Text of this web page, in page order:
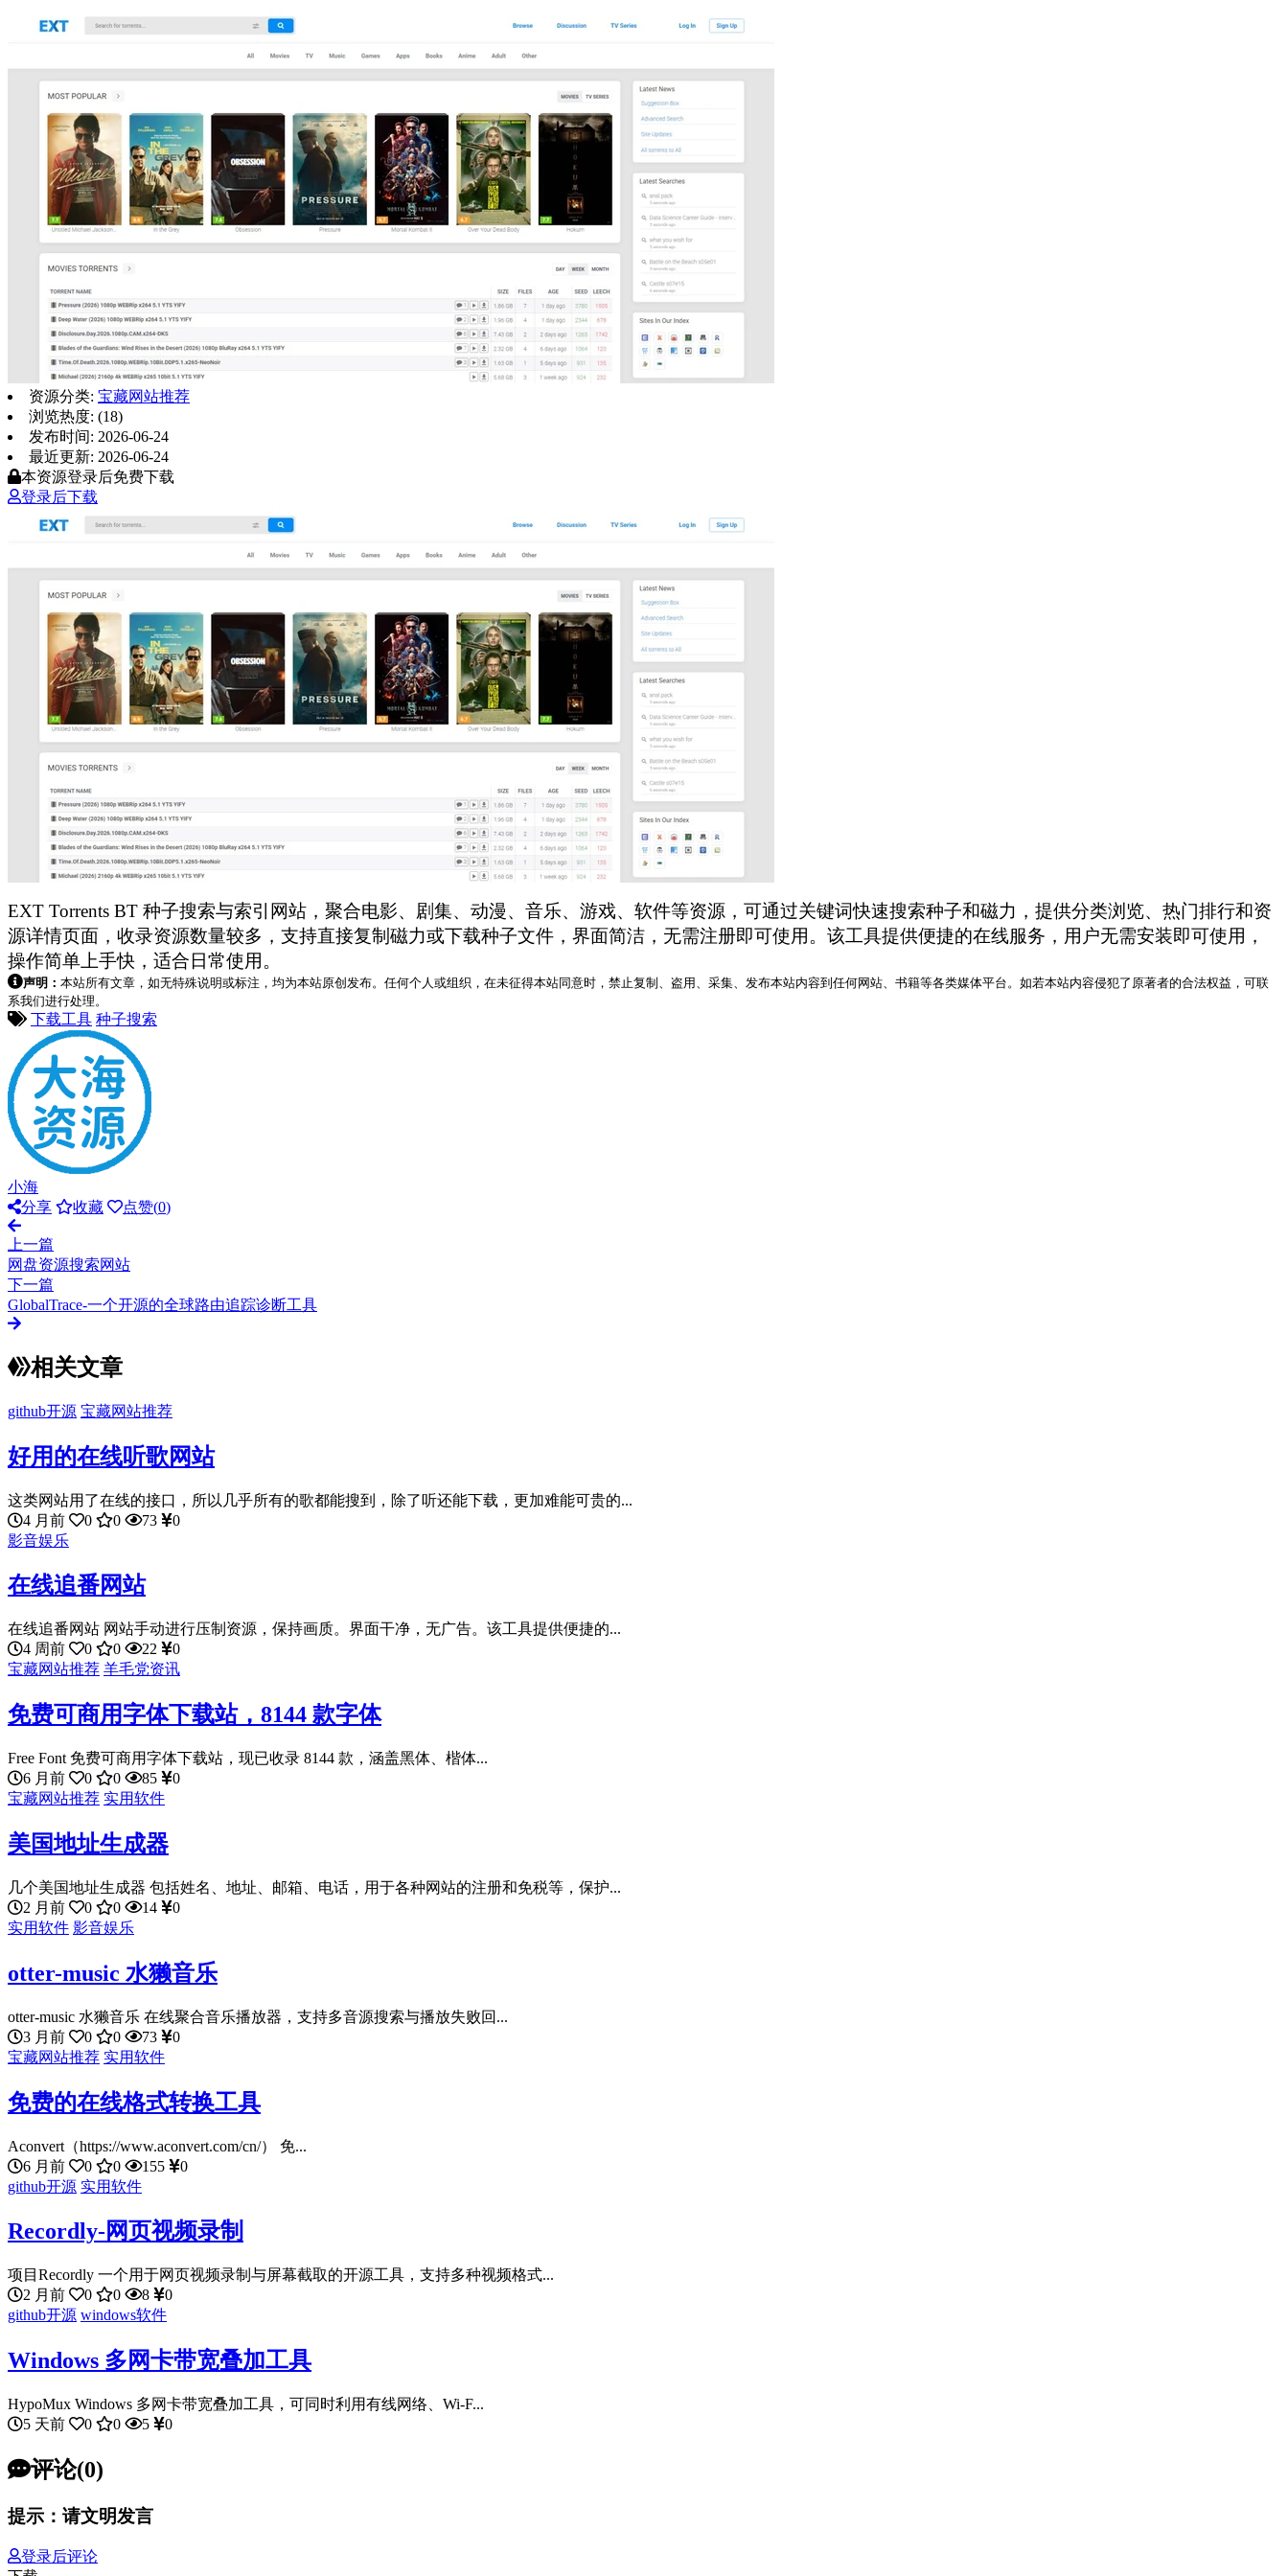
资源分类: 宝藏网站推荐
浏览热度: (18)
发布时间: 2026-06-24
最近更新: 2026-06-24
本资源登录后免费下载
登录后下载
EXT Torrents BT 种子搜索与索引网站，聚合电影、剧集、动漫、音乐、游戏、软件等资源，可通过关键词快速搜索种子和磁力，提供分类浏览、热门排行和资
源详情页面，收录资源数量较多，支持直接复制磁力或下载种子文件，界面简洁，无需注册即可使用。该工具提供便捷的在线服务，用户无需安装即可使用，
操作简单上手快，适合日常使用。
声明： 本站所有文章，如无特殊说明或标注，均为本站原创发布。任何个人或组织，在未征得本站同意时，禁止复制、盗用、采集、发布本站内容到任何网站、书籍等各类媒体平台。如若本站内容侵犯了原著者的合法权益，可联
系我们进行处理。
下载工具 种子搜索
小海
分享
收藏 点赞(0)
上一篇
网盘资源搜索网站
下一篇
GlobalTrace-一个开源的全球路由追踪诊断工具
相关文章
github开源 宝藏网站推荐
好用的在线听歌网站
这类网站用了在线的接口，所以几乎所有的歌都能搜到，除了听还能下载，更加难能可贵的...
4 月前
0 0 73
0
影音娱乐
在线追番网站
在线追番网站 网站手动进行压制资源，保持画质。界面干净，无广告。该工具提供便捷的...
4 周前
0 0 22
0
宝藏网站推荐 羊毛党资讯
免费可商用字体下载站，8144 款字体
Free Font 免费可商用字体下载站，现已收录 8144 款，涵盖黑体、楷体...
6 月前
0 0 85
0
宝藏网站推荐 实用软件
美国地址生成器
几个美国地址生成器 包括姓名、地址、邮箱、电话，用于各种网站的注册和免税等，保护...
2 月前
0 0 14
0
实用软件 影音娱乐
otter-music 水獭音乐
otter-music 水獭音乐 在线聚合音乐播放器，支持多音源搜索与播放失败回...
3 月前
0 0 73
0
宝藏网站推荐 实用软件
免费的在线格式转换工具
Aconvert（https://www.aconvert.com/cn/） 免...
6 月前
0 0 155
0
github开源 实用软件
Recordly-网页视频录制
项目Recordly 一个用于网页视频录制与屏幕截取的开源工具，支持多种视频格式...
2 月前
0 0 8
0
github开源 windows软件
Windows 多网卡带宽叠加工具
HypoMux Windows 多网卡带宽叠加工具，可同时利用有线网络、Wi-F...
5 天前
0 0 5 0
评论(0)
提示：请文明发言
登录后评论